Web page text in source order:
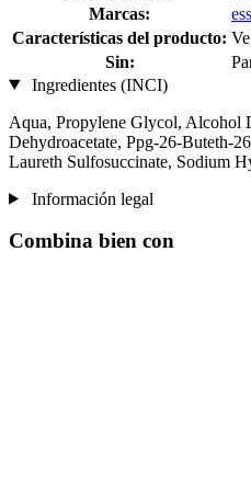
Marcas:
Características del producto:
Sin:
Ingredientes (INCI)
Aqua, Propylene Glycol, Alcohol
Dehydroacetate, Ppg-26-Buteth-
Laureth Sulfosuccinate, Sodium
Información legal
Combina bien con